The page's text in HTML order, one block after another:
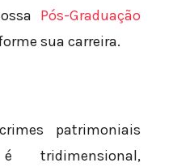
Pós-Graduação
sua carreira.
patrimoniais
tridimensional,